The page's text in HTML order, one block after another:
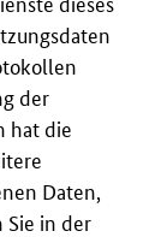
der
hat die
Daten,
in der